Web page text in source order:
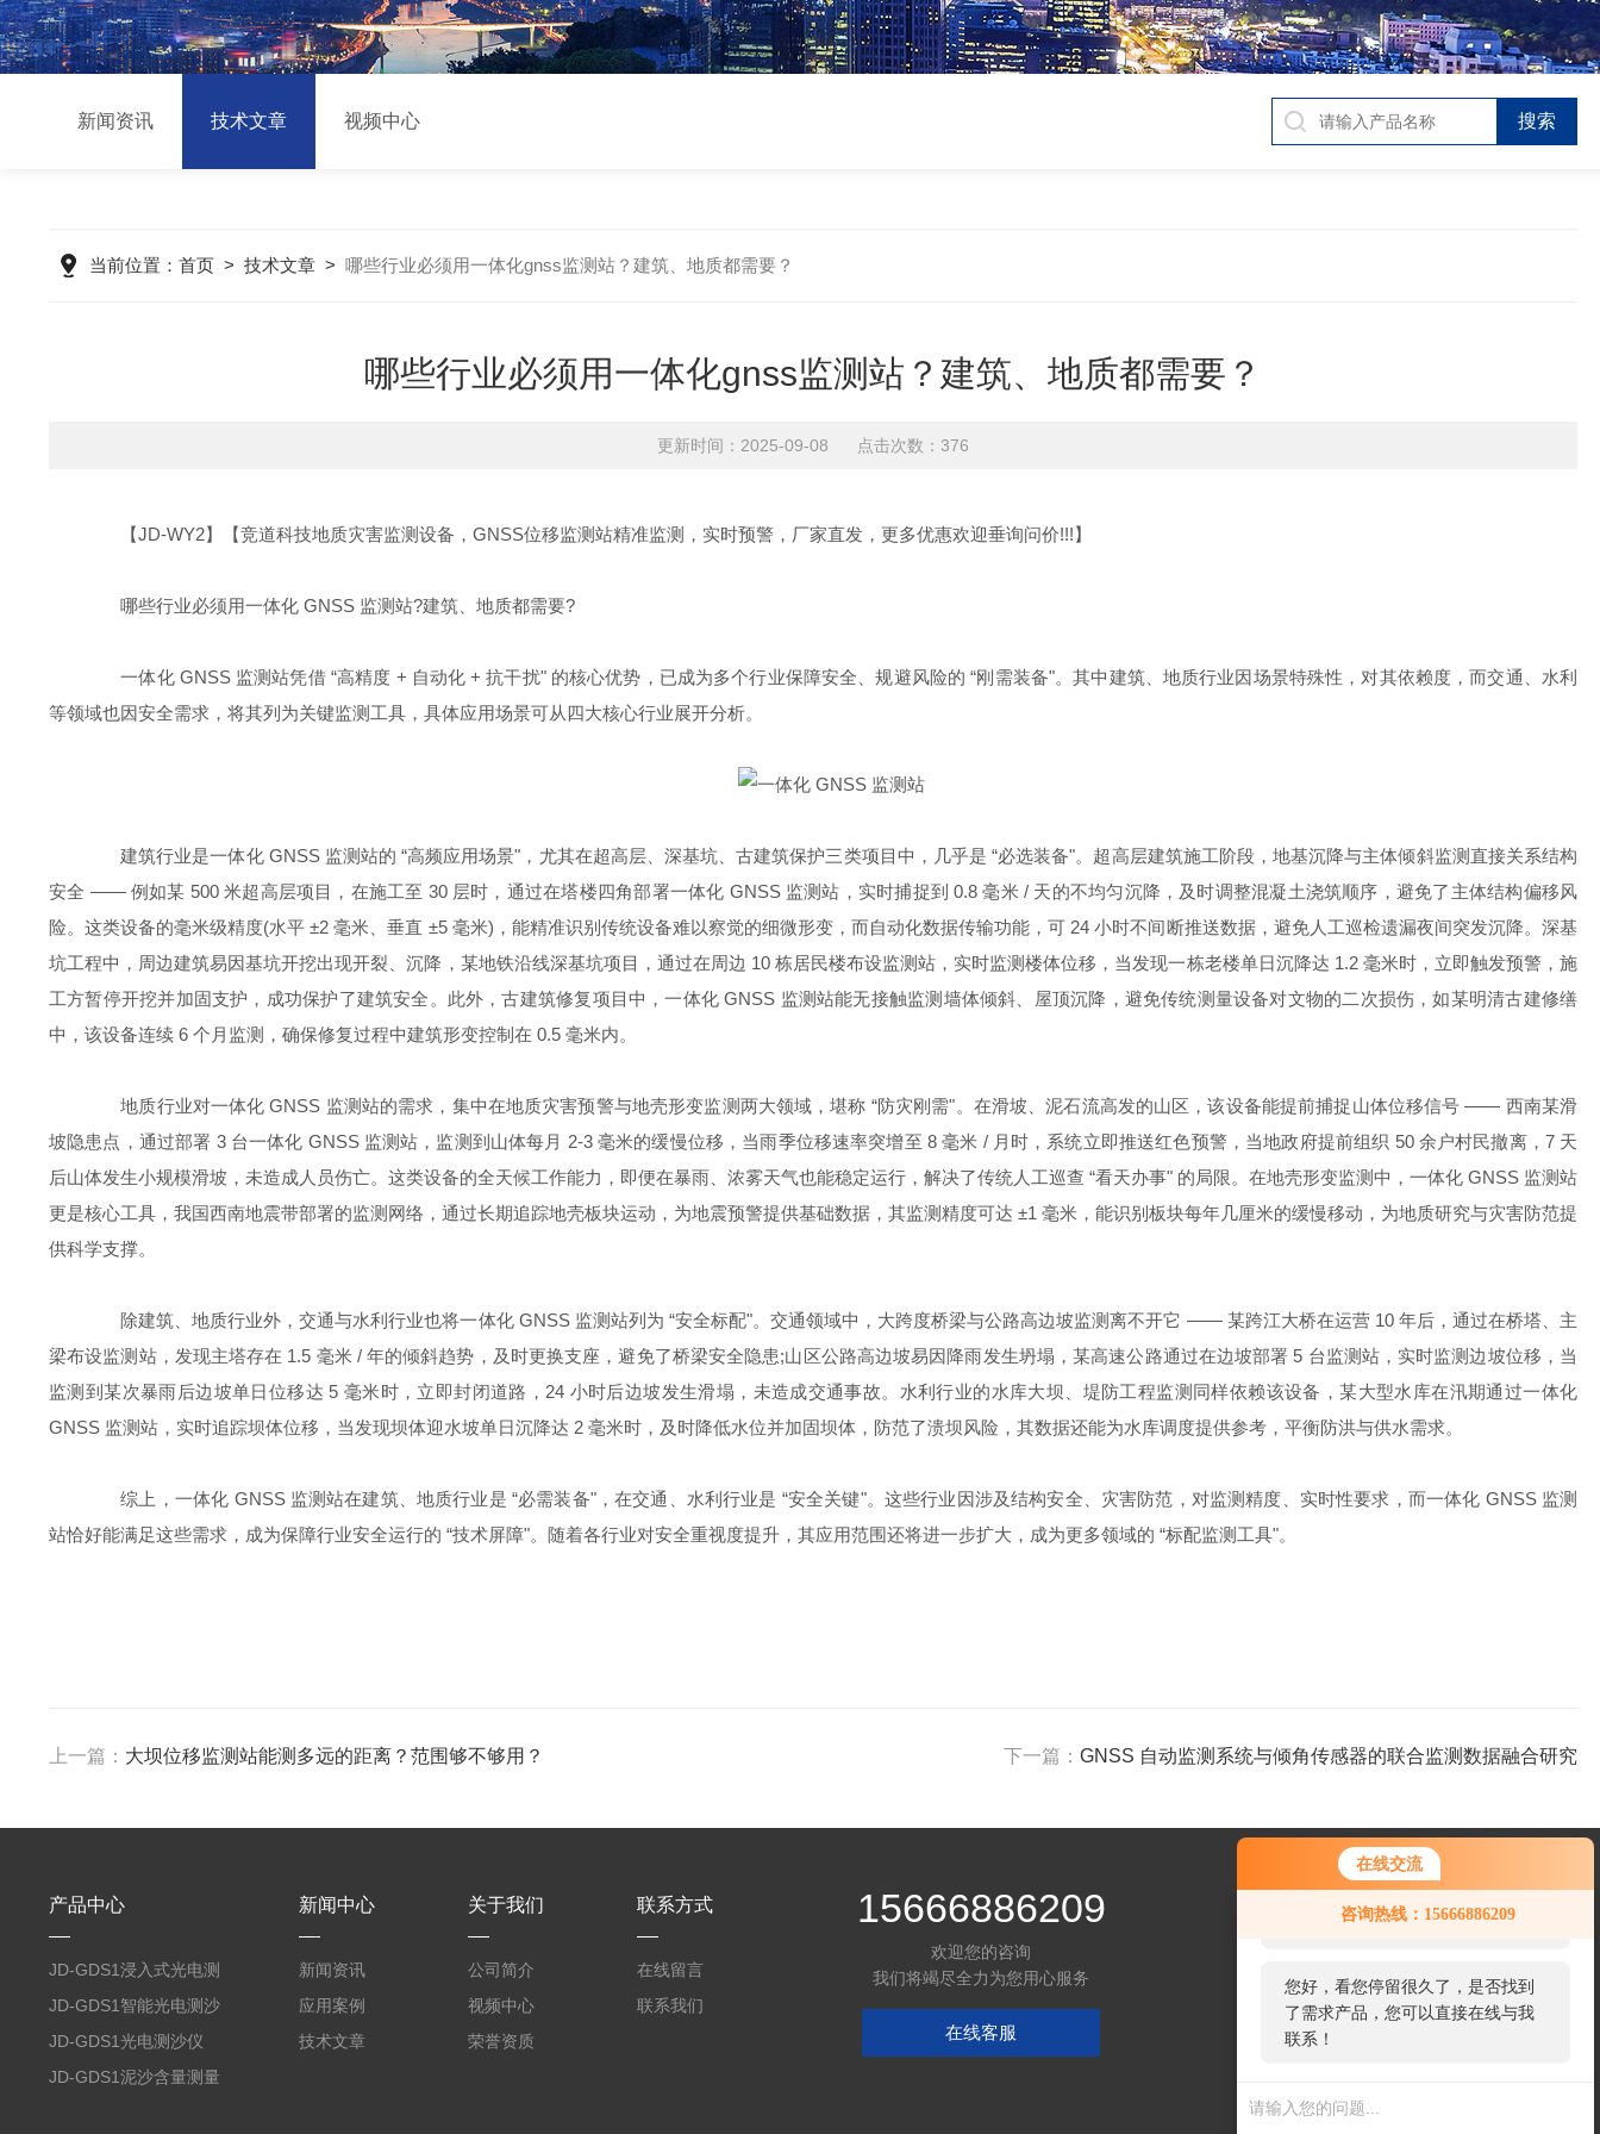
在线交流
咨询热线：15666886209
服务，请问您要咨询什么问题呢？
您好，看您停留很久了，是否找到
了需求产品，您可以直接在线与我
联系！
新闻资讯 技术文章 视频中心
当前位置： 首页> 技术文章> 哪些行业必须用一体化gnss监测站？建筑、地质都需要？
哪些行业必须用一体化gnss监测站？建筑、地质都需要？
更新时间：2025-09-08 点击次数：376
【JD-WY2】【竞道科技地质灾害监测设备，GNSS位移监测站精准监测，实时预警，厂家直发，更多优惠欢迎垂询问价!!!】
哪些行业必须用一体化 GNSS 监测站?建筑、地质都需要?
一体化 GNSS 监测站凭借 “高精度 + 自动化 + 抗干扰" 的核心优势，已成为多个行业保障安全、规避风险的 “刚需装备"。其中建筑、地质行业因场景特殊性，对其依赖度，而交通、水利
等领域也因安全需求，将其列为关键监测工具，具体应用场景可从四大核心行业展开分析。
建筑行业是一体化 GNSS 监测站的 “高频应用场景"，尤其在超高层、深基坑、古建筑保护三类项目中，几乎是 “必选装备"。超高层建筑施工阶段，地基沉降与主体倾斜监测直接关系结构
安全 —— 例如某 500 米超高层项目，在施工至 30 层时，通过在塔楼四角部署一体化 GNSS 监测站，实时捕捉到 0.8 毫米 / 天的不均匀沉降，及时调整混凝土浇筑顺序，避免了主体结构偏移风
险。这类设备的毫米级精度(水平 ±2 毫米、垂直 ±5 毫米)，能精准识别传统设备难以察觉的细微形变，而自动化数据传输功能，可 24 小时不间断推送数据，避免人工巡检遗漏夜间突发沉降。深基
坑工程中，周边建筑易因基坑开挖出现开裂、沉降，某地铁沿线深基坑项目，通过在周边 10 栋居民楼布设监测站，实时监测楼体位移，当发现一栋老楼单日沉降达 1.2 毫米时，立即触发预警，施
工方暂停开挖并加固支护，成功保护了建筑安全。此外，古建筑修复项目中，一体化 GNSS 监测站能无接触监测墙体倾斜、屋顶沉降，避免传统测量设备对文物的二次损伤，如某明清古建修缮
中，该设备连续 6 个月监测，确保修复过程中建筑形变控制在 0.5 毫米内。
地质行业对一体化 GNSS 监测站的需求，集中在地质灾害预警与地壳形变监测两大领域，堪称 “防灾刚需"。在滑坡、泥石流高发的山区，该设备能提前捕捉山体位移信号 —— 西南某滑
坡隐患点，通过部署 3 台一体化 GNSS 监测站，监测到山体每月 2-3 毫米的缓慢位移，当雨季位移速率突增至 8 毫米 / 月时，系统立即推送红色预警，当地政府提前组织 50 余户村民撤离，7 天
后山体发生小规模滑坡，未造成人员伤亡。这类设备的全天候工作能力，即便在暴雨、浓雾天气也能稳定运行，解决了传统人工巡查 “看天办事" 的局限。在地壳形变监测中，一体化 GNSS 监测站
更是核心工具，我国西南地震带部署的监测网络，通过长期追踪地壳板块运动，为地震预警提供基础数据，其监测精度可达 ±1 毫米，能识别板块每年几厘米的缓慢移动，为地质研究与灾害防范提
供科学支撑。
除建筑、地质行业外，交通与水利行业也将一体化 GNSS 监测站列为 “安全标配"。交通领域中，大跨度桥梁与公路高边坡监测离不开它 —— 某跨江大桥在运营 10 年后，通过在桥塔、主
梁布设监测站，发现主塔存在 1.5 毫米 / 年的倾斜趋势，及时更换支座，避免了桥梁安全隐患;山区公路高边坡易因降雨发生坍塌，某高速公路通过在边坡部署 5 台监测站，实时监测边坡位移，当
监测到某次暴雨后边坡单日位移达 5 毫米时，立即封闭道路，24 小时后边坡发生滑塌，未造成交通事故。水利行业的水库大坝、堤防工程监测同样依赖该设备，某大型水库在汛期通过一体化
GNSS 监测站，实时追踪坝体位移，当发现坝体迎水坡单日沉降达 2 毫米时，及时降低水位并加固坝体，防范了溃坝风险，其数据还能为水库调度提供参考，平衡防洪与供水需求。
综上，一体化 GNSS 监测站在建筑、地质行业是 “必需装备"，在交通、水利行业是 “安全关键"。这些行业因涉及结构安全、灾害防范，对监测精度、实时性要求，而一体化 GNSS 监测
站恰好能满足这些需求，成为保障行业安全运行的 “技术屏障"。随着各行业对安全重视度提升，其应用范围还将进一步扩大，成为更多领域的 “标配监测工具"。
上一篇： 大坝位移监测站能测多远的距离？范围够不够用？ 下一篇：GNSS 自动监测系统与倾角传感器的联合监测数据融合研究
产品中心
JD-GDS1浸入式光电测
沙仪
JD-GDS1智能光电测沙
仪
JD-GDS1光电测沙仪
JD-GDS1泥沙含量测量
新闻中心
新闻资讯
应用案例
技术文章
关于我们
公司简介
视频中心
荣誉资质
联系方式
在线留言
联系我们
15666886209
欢迎您的咨询
我们将竭尽全力为您用心服务
在线客服
关注微信